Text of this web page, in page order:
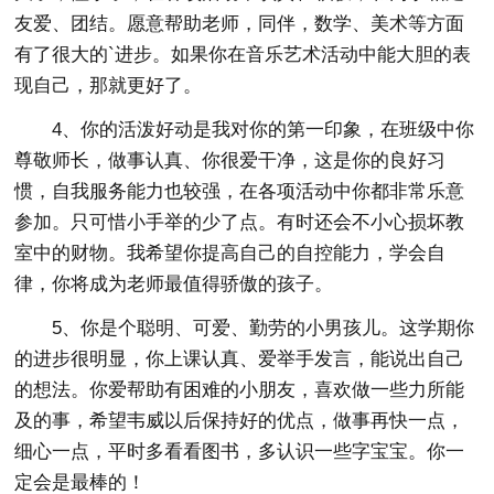
友爱、团结。愿意帮助老师，同伴，数学、美术等方面
有了很大的`进步。如果你在音乐艺术活动中能大胆的表
现自己，那就更好了。
4、你的活泼好动是我对你的第一印象，在班级中你
尊敬师长，做事认真、你很爱干净，这是你的良好习
惯，自我服务能力也较强，在各项活动中你都非常乐意
参加。只可惜小手举的少了点。有时还会不小心损坏教
室中的财物。我希望你提高自己的自控能力，学会自
律，你将成为老师最值得骄傲的孩子。
5、你是个聪明、可爱、勤劳的小男孩儿。这学期你
的进步很明显，你上课认真、爱举手发言，能说出自己
的想法。你爱帮助有困难的小朋友，喜欢做一些力所能
及的事，希望韦威以后保持好的优点，做事再快一点，
细心一点，平时多看看图书，多认识一些字宝宝。你一
定会是最棒的！